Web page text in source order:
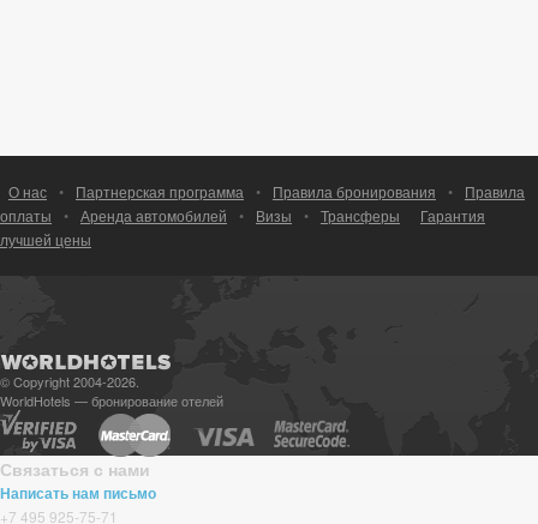
О нас • Партнерская программа • Правила бронирования •
Правила
оплаты
• Аренда автомобилей • Визы • Трансферы
Гарантия
лучшей цены
© Copyright 2004-2026.
WorldHotels — бронирование отелей
Связаться с нами
Написать нам письмо
+7 495 925-75-71